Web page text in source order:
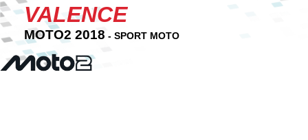
VALENCE
MOTO2 2018 - SPORT MOTO